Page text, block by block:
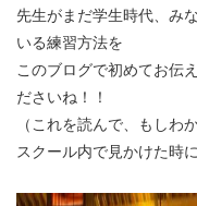
先生がまだ学生時代、み
いる練習方法を
このブログで初めてお伝
ださいね！！
（これを読んで、もしわ
スクール内で見かけた時